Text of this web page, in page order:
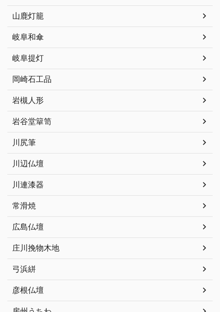
山鹿灯籠
岐阜和傘
岐阜提灯
岡崎石工品
岩槻人形
岩谷堂簞笥
川尻筆
川辺仏壇
川連漆器
常滑焼
広島仏壇
庄川挽物木地
弓浜絣
彦根仏壇